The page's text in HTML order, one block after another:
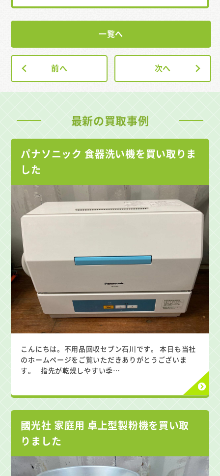
前へ
一覧へ
次へ
最新の買取事例
パナソニック 食器洗い機を買い取りま
した
こんにちは。不用品回収セブン石川です。 本日も当社
のホームページをご覧いただきありがとうございま
す。 指先が乾燥しやすい季…
國光社 家庭用 卓上型製粉機を買い取
りました